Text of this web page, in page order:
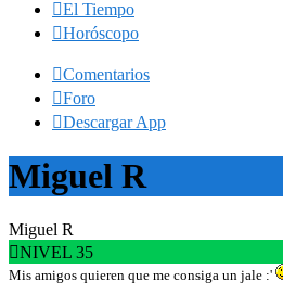
El Tiempo
Horóscopo
Comentarios
Foro
Descargar App
Miguel R
Miguel R
NIVEL 35
Mis amigos quieren que me consiga un jale :'